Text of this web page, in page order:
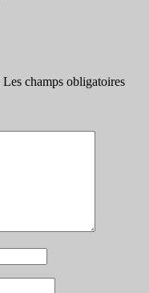
Les champs obligatoires